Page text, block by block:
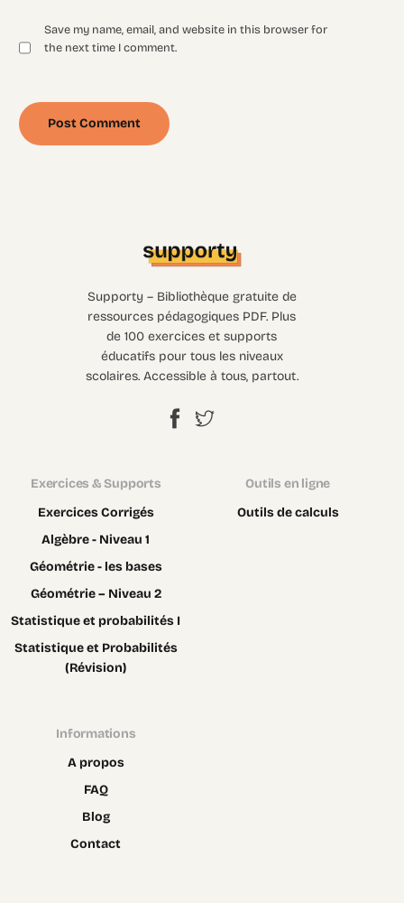
Save my name, email, and website in this browser for
the next time I comment.
Supporty – Bibliothèque gratuite de
ressources pédagogiques PDF. Plus
de 100 exercices et supports
éducatifs pour tous les niveaux
scolaires. Accessible à tous, partout.
Exercices & Supports
Exercices Corrigés
Algèbre - Niveau 1
Géométrie - les bases
Géométrie – Niveau 2
Statistique et probabilités I
Statistique et Probabilités
(Révision)
Outils en ligne
Outils de calculs
Informations
A propos
FAQ
Blog
Contact